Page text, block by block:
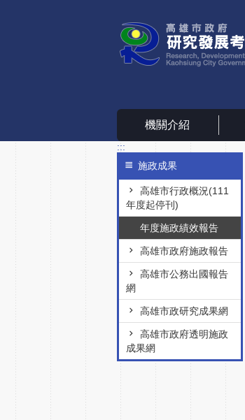
機關介紹
:::
施政成果
高雄市行政概況(111
年度起停刊)
年度施政績效報告
高雄市政府施政報告
高雄市公務出國報告
網
高雄市政研究成果網
高雄市政府透明施政
成果網